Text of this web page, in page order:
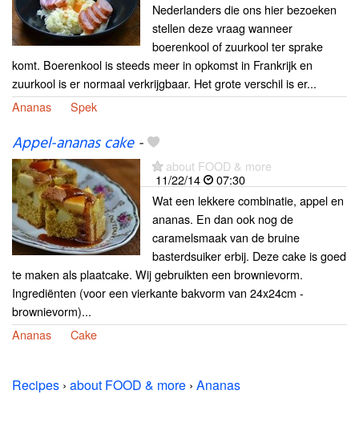
Nederlanders die ons hier bezoeken
stellen deze vraag wanneer
boerenkool of zuurkool ter sprake
komt. Boerenkool is steeds meer in opkomst in Frankrijk en
zuurkool is er normaal verkrijgbaar. Het grote verschil is er...
Ananas
Spek
Appel-ananas cake-
about FOOD & more
11/22/14
07:30
Wat een lekkere combinatie, appel en
ananas. En dan ook nog de
caramelsmaak van de bruine
basterdsuiker erbij. Deze cake is goed
te maken als plaatcake. Wij gebruikten een brownievorm.
Ingrediënten (voor een vierkante bakvorm van 24x24cm -
brownievorm)...
Ananas
Cake
Recipes › about FOOD & more › Ananas